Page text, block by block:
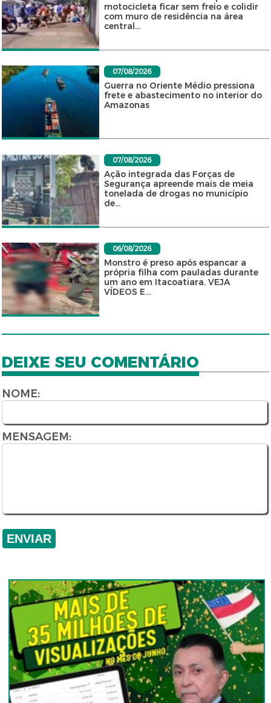
motocicleta ficar sem freio e colidir
com muro de residência na área
central...
07/08/2026
Guerra no Oriente Médio pressiona
frete e abastecimento no interior do
Amazonas
07/08/2026
Ação integrada das Forças de
Segurança apreende mais de meia
tonelada de drogas no município
de...
06/08/2026
Monstro é preso após espancar a
própria filha com pauladas durante
um ano em Itacoatiara. VEJA
VÍDEOS E...
DEIXE SEU COMENTÁRIO
NOME:
MENSAGEM: